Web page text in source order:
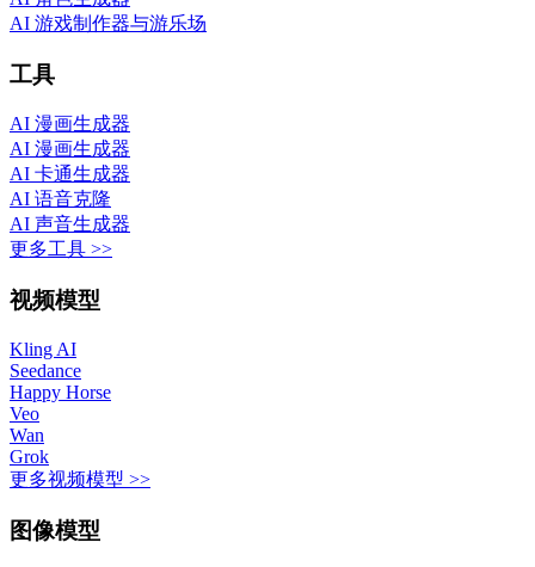
AI 游戏制作器与游乐场
工具
AI 漫画生成器
AI 漫画生成器
AI 卡通生成器
AI 语音克隆
AI 声音生成器
更多工具 >>
视频模型
Kling AI
Seedance
Happy Horse
Veo
Wan
Grok
更多视频模型 >>
图像模型